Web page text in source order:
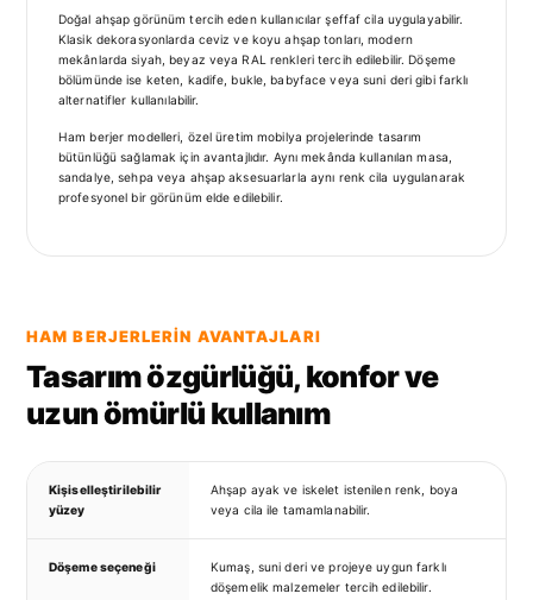
Doğal ahşap görünüm tercih eden kullanıcılar şeffaf cila uygulayabilir.
Klasik dekorasyonlarda ceviz ve koyu ahşap tonları, modern
mekânlarda siyah, beyaz veya RAL renkleri tercih edilebilir. Döşeme
bölümünde ise keten, kadife, bukle, babyface veya suni deri gibi farklı
alternatifler kullanılabilir.
Ham berjer modelleri, özel üretim mobilya projelerinde tasarım
bütünlüğü sağlamak için avantajlıdır. Aynı mekânda kullanılan masa,
sandalye, sehpa veya ahşap aksesuarlarla aynı renk cila uygulanarak
profesyonel bir görünüm elde edilebilir.
HAM BERJERLERIN AVANTAJLARI
Tasarım özgürlüğü, konfor ve
uzun ömürlü kullanım
Kişiselleştirilebilir
yüzey
Ahşap ayak ve iskelet istenilen renk, boya
veya cila ile tamamlanabilir.
Döşeme seçeneği
Kumaş, suni deri ve projeye uygun farklı
döşemelik malzemeler tercih edilebilir.